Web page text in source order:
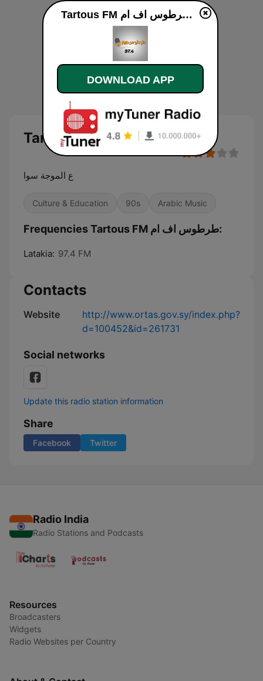
Tartous FM طرطوس اف ام
ع الموجة سوا
Culture & Education 90s Arabic Music
Frequencies Tartous FM طرطوس اف ام:
Latakia: 97.4 FM
Contacts
Website
http://www.ortas.gov.sy/index.php?
d=100452&id=261731
Social networks
Update this radio station information
Share
Facebook Twitter
Radio India
Radio Stations and Podcasts
Resources
Broadcasters
Widgets
Radio Websites per Country
Tartous FM طرطوس اف ام online
DOWNLOAD APP